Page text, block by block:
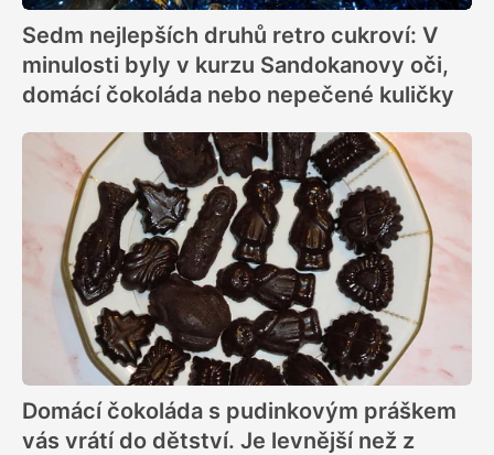
Sedm nejlepších druhů retro cukroví: V
minulosti byly v kurzu Sandokanovy oči,
domácí čokoláda nebo nepečené kuličky
Domácí čokoláda s pudinkovým práškem
vás vrátí do dětství. Je levnější než z